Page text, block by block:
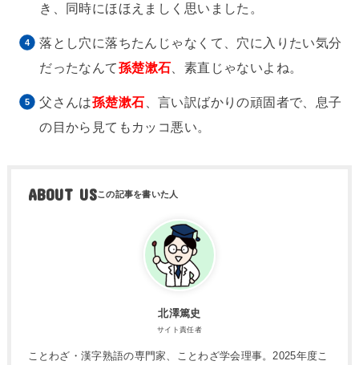
き、同時にほほえましく思いました。
落とし穴に落ちたんじゃなくて、穴に入りたい気分
だったなんて孫楚漱石 、素直じゃないよね。
父さんは孫楚漱石 、言い訳ばかりの頑固者で、息子
の目から見てもカッコ悪い。
ABOUT US
北澤篤史
サイト責任者
ことわざ・漢字熟語の専門家、ことわざ学会理事。2025年度こ